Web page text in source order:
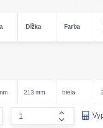
Dĺžka Farba
213 mm biela